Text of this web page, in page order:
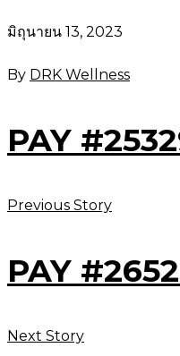
มิถุนายน 13, 2023
By DRK Wellness
PAY
Previous Story
PAY
Next Story